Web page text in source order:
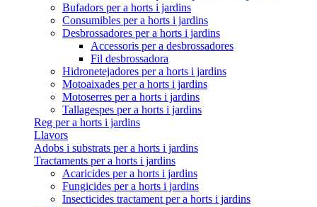
Bufadors per a horts i jardins
Consumibles per a horts i jardins
Desbrossadores per a horts i jardins
Accessoris per a desbrossadores
Fil desbrossadora
Hidronetejadores per a horts i jardins
Motoaixades per a horts i jardins
Motoserres per a horts i jardins
Tallagespes per a horts i jardins
Reg per a horts i jardins
Llavors
Adobs i substrats per a horts i jardins
Tractaments per a horts i jardins
Acaricides per a horts i jardins
Fungicides per a horts i jardins
Insecticides tractament per a horts i jardins